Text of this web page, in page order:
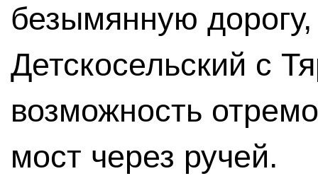
безымянную
Детскосельский с
возможность
мост через ручей.